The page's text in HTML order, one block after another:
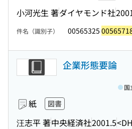
小河光生 著ダイヤモンド社
件名（識別子） 00565325
企業形態要論
紙 図書
汪志平 著中央経済社2001.5
国